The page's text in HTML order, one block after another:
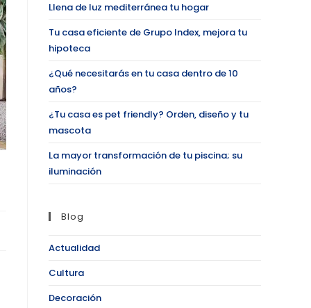
Llena de luz mediterránea tu hogar
Tu casa eficiente de Grupo Index, mejora tu
hipoteca
¿Qué necesitarás en tu casa dentro de 10
años?
¿Tu casa es pet friendly? Orden, diseño y tu
mascota
La mayor transformación de tu piscina; su
iluminación
Blog
Actualidad
Cultura
Decoración